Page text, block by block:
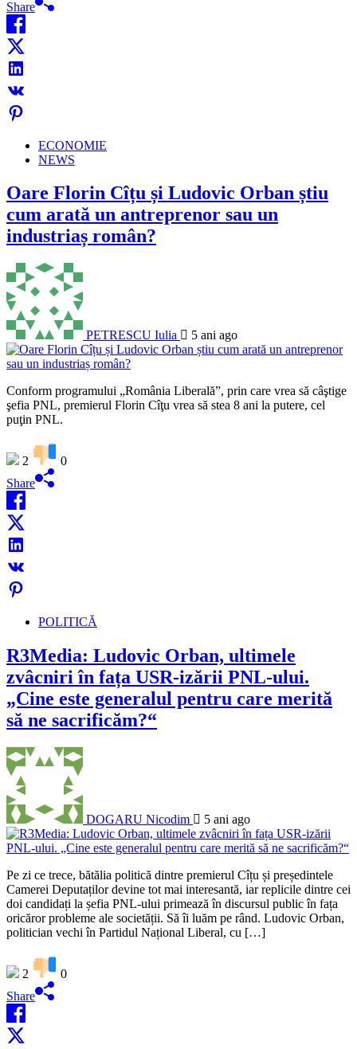
Share
ECONOMIE
NEWS
Oare Florin Cîțu și Ludovic Orban știu
cum arată un antreprenor sau un
industriaș român?
PETRESCU Iulia 5 ani ago
Conform programului „România Liberală”, prin care vrea să câştige
şefia PNL, premierul Florin Cîţu vrea să stea 8 ani la putere, cel
puţin PNL.
2
0
Share
POLITICĂ
R3Media: Ludovic Orban, ultimele
zvâcniri în fața USR-izării PNL-ului.
„Cine este generalul pentru care merită
să ne sacrificăm?“
DOGARU Nicodim 5 ani ago
Pe zi ce trece, bătălia politică dintre premierul Cîțu și președintele
Camerei Deputaților devine tot mai interesantă, iar replicile dintre cei
doi candidați la șefia PNL-ului primează în discursul public în fața
oricăror probleme ale societății. Să îi luăm pe rând. Ludovic Orban,
politician vechi în Partidul Național Liberal, cu […]
2
0
Share